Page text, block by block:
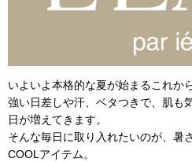
いよいよ本格的な夏が始まるこれか
強い日差しや汗、ベタつきで、肌も
日が増えてきます。
そんな毎日に取り入れたいのが、暑
COOLアイテム。